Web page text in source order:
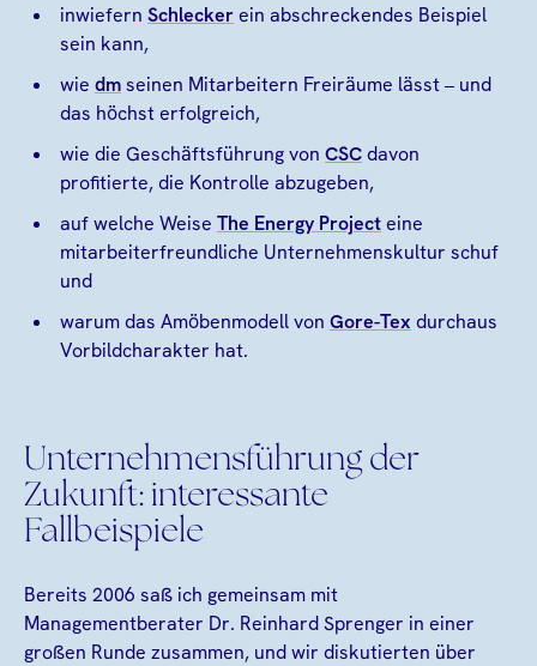
inwiefern Schleckerein abschreckendes Beispiel
sein kann,
wie dmseinen Mitarbeitern Freiräume lässt – und
das höchst erfolgreich,
wie die Geschäftsführung von CSCdavon
profitierte, die Kontrolle abzugeben,
auf welche Weise The Energy Projecteine
mitarbeiterfreundliche Unternehmenskultur schuf
und
warum das Amöbenmodell von Gore-Tex durchaus
Vorbildcharakter hat.
Unternehmensführung der
Zukunft: interessante
Fallbeispiele
Bereits 2006 saß ich gemeinsam mit
Managementberater Dr. Reinhard Sprenger in einer
großen Runde zusammen, und wir diskutierten über